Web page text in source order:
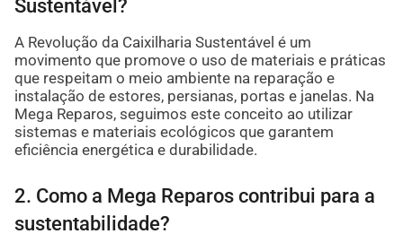
Sustentável?
A Revolução da Caixilharia Sustentável é um
movimento que promove o uso de materiais e práticas
que respeitam o meio ambiente na reparação e
instalação de estores, persianas, portas e janelas. Na
Mega Reparos, seguimos este conceito ao utilizar
sistemas e materiais ecológicos que garantem
eficiência energética e durabilidade.
2. Como a Mega Reparos contribui para a
sustentabilidade?